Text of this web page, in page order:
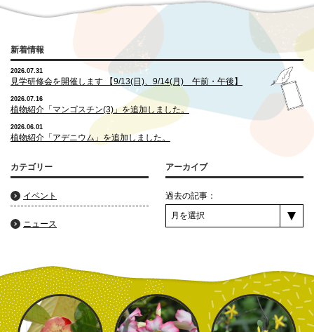
新着情報
2026.07.31
見学研修会を開催します 【9/13(日)、9/14(月) 午前・午後】
2026.07.16
植物紹介「マンゴスチン(3)」を追加しました。
2026.06.01
植物紹介「アデニウム」を追加しました。
カテゴリー
イベント
ニュース
アーカイブ
過去の記事：